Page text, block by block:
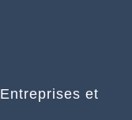
Entreprises et